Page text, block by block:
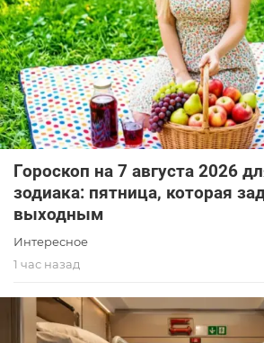
Гороскоп на 7 августа 2026
зодиака: пятница, которая
выходным
Интересное
1 час назад